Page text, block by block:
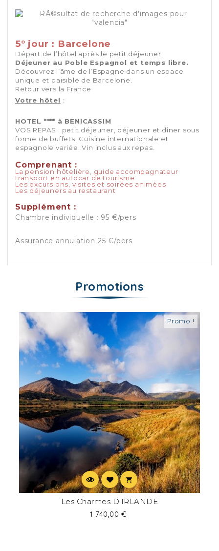
5° jour : Barcelone
Départ de l’hôtel après le petit déjeuner.
Déjeuner au Poble Espagnol et temps libre.
Découvrez l’âme de l’Espagne dans un espace
unique et paisible de Barcelone.
Retour vers la France
Votre hôtel :
HOTEL **** à BENICASSIM
VOS REPAS : petit déjeuner, déjeuner et dîner sous
forme de buffets. Cuisine internationale et
espagnole variée. Vin inclus aux repas.
Comprenant :
La pension hôtelière, guide accompagnateur
transport en autocar de tourisme
Les excursions, visites et soirées animées
Les déjeuners au restaurant
Supplément :
Chambre individuelle : 95 €/pers
Assurance annulation 25 €/pers
Promotions
Promo !
Les Charmes D'IRLANDE
1 740,00 €